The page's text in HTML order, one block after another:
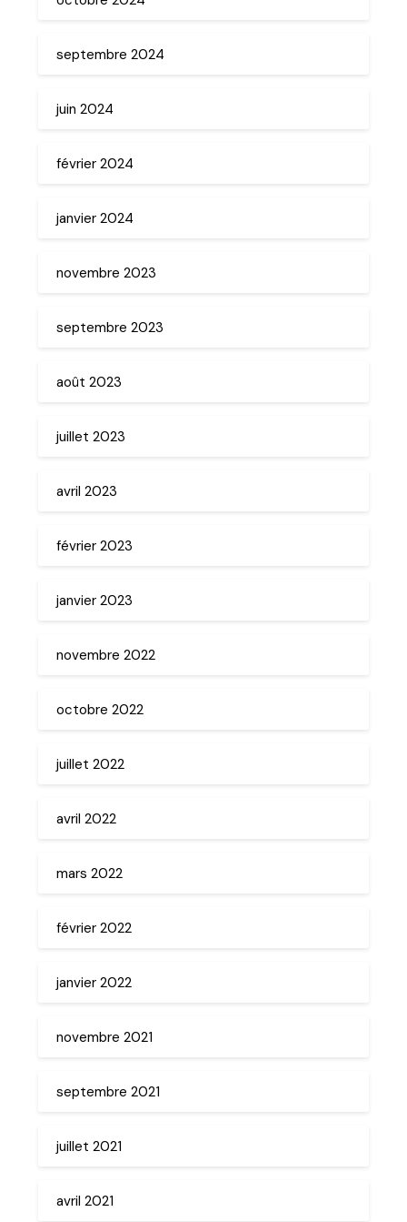
septembre 2024
juin 2024
février 2024
janvier 2024
novembre 2023
septembre 2023
août 2023
juillet 2023
avril 2023
février 2023
janvier 2023
novembre 2022
octobre 2022
juillet 2022
avril 2022
mars 2022
février 2022
janvier 2022
novembre 2021
septembre 2021
juillet 2021
avril 2021